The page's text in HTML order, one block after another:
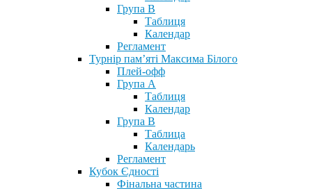
Група В
Таблиця
Календар
Регламент
Турнір пам’яті Максима Білого
Плей-офф
Група А
Таблиця
Календар
Група В
Таблица
Календарь
Регламент
Кубок Єдності
Фінальна частина